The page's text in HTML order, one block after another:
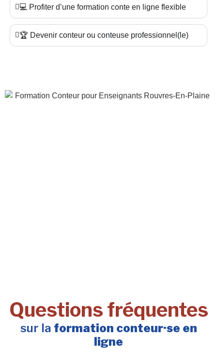
💻 Profiter d’une formation conte en ligne flexible
🏆 Devenir conteur ou conteuse professionnel(le)
Questions fréquentes
sur la formation conteur·se en
ligne